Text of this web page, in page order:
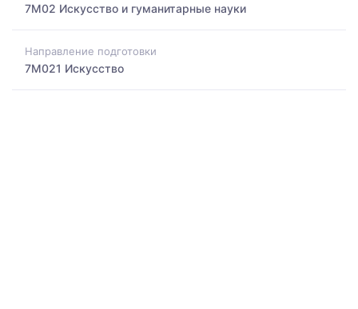
7M02 Искусство и гуманитарные науки
Направление подготовки
7M021 Искусство